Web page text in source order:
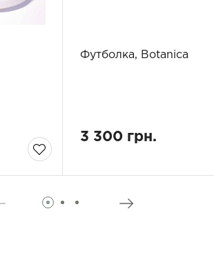
Футболка, Botanica
3 300 грн.